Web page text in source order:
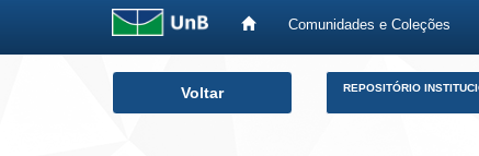
Comunidades e Coleções
Voltar REPOSITÓRIO